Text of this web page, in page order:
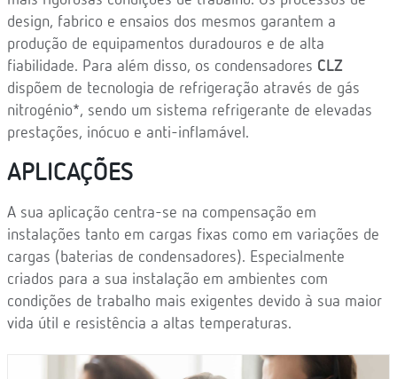
design, fabrico e ensaios dos mesmos garantem a
produção de equipamentos duradouros e de alta
fiabilidade. Para além disso, os condensadores CLZ
dispõem de tecnologia de refrigeração através de gás
nitrogénio*, sendo um sistema refrigerante de elevadas
prestações, inócuo e anti-inflamável.
APLICAÇÕES
A sua aplicação centra-se na compensação em
instalações tanto em cargas fixas como em variações de
cargas (baterias de condensadores). Especialmente
criados para a sua instalação em ambientes com
condições de trabalho mais exigentes devido à sua maior
vida útil e resistência a altas temperaturas.